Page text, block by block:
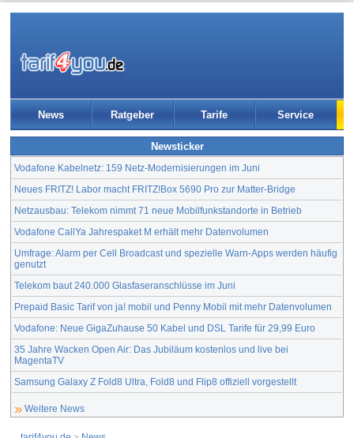
News Ratgeber Tarife Service
Newsticker
Vodafone Kabelnetz: 159 Netz-Modernisierungen im Juni
Neues FRITZ! Labor macht FRITZ!Box 5690 Pro zur Matter-Bridge
Netzausbau: Telekom nimmt 71 neue Mobilfunkstandorte in Betrieb
Vodafone CallYa Jahrespaket M erhält mehr Datenvolumen
Umfrage: Alarm per Cell Broadcast und spezielle Warn-Apps werden häufig
genutzt
Telekom baut 240.000 Glasfaseranschlüsse im Juni
Prepaid Basic Tarif von ja! mobil und Penny Mobil mit mehr Datenvolumen
Vodafone: Neue GigaZuhause 50 Kabel und DSL Tarife für 29,99 Euro
35 Jahre Wacken Open Air: Das Jubiläum kostenlos und live bei
MagentaTV
Samsung Galaxy Z Fold8 Ultra, Fold8 und Flip8 offiziell vorgestellt
Weitere News